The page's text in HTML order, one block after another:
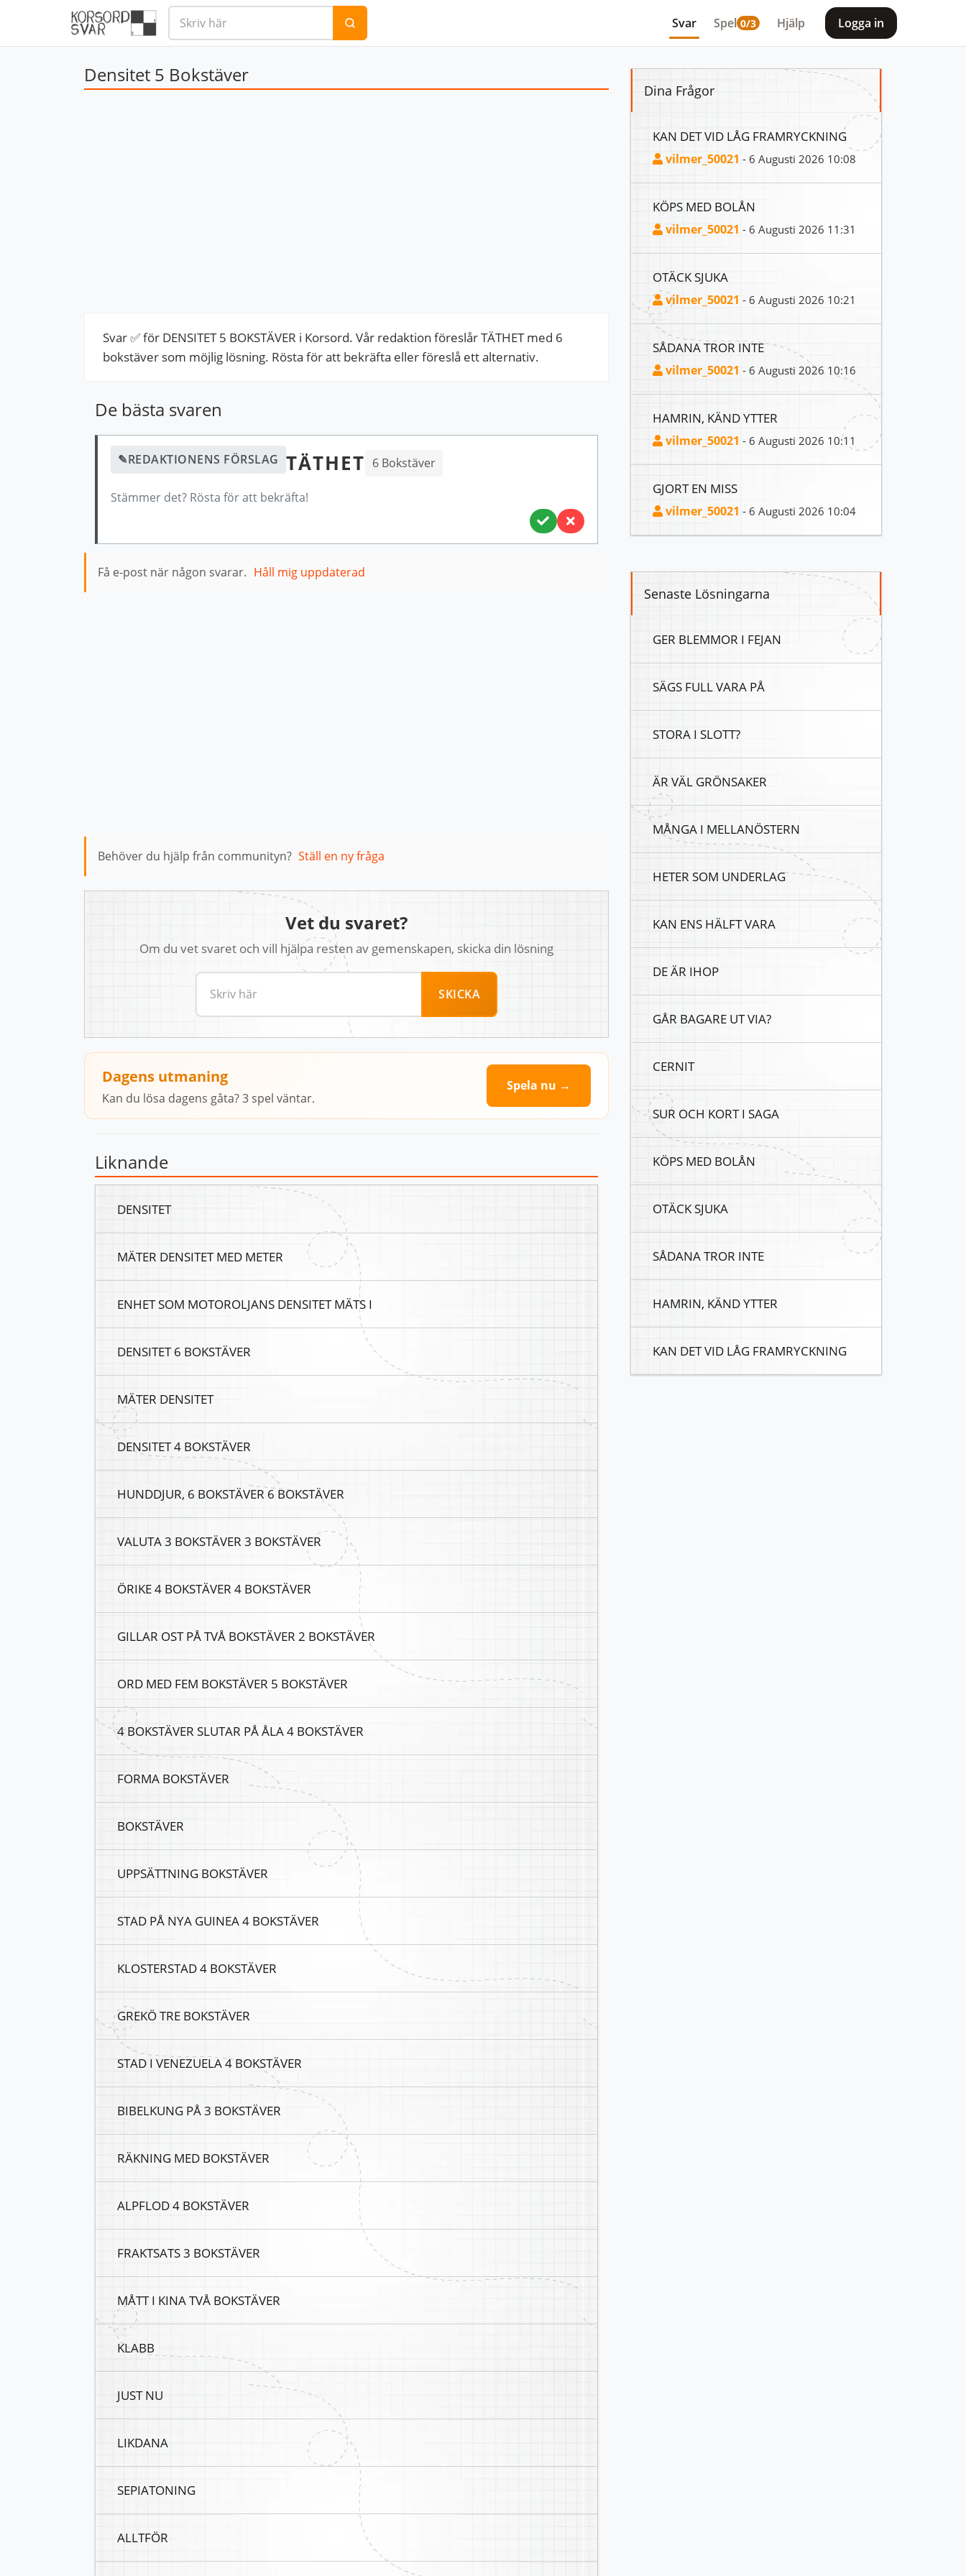
Svar Spel 0/3 Hjälp Logga in
Densitet 5 Bokstäver
Svar ✅ för DENSITET 5 BOKSTÄVER i Korsord. Vår redaktion föreslår TÄTHET med 6
bokstäver som möjlig lösning. Rösta för att bekräfta eller föreslå ett alternativ.
De bästa svaren
✎REDAKTIONENS FÖRSLAG TÄTHET 6 Bokstäver
Stämmer det? Rösta för att bekräfta!
Få e-post när någon svarar. Håll mig uppdaterad
Behöver du hjälp från communityn? Ställ en ny fråga
Vet du svaret?
Om du vet svaret och vill hjälpa resten av gemenskapen, skicka din lösning
SKICKA
Dagens utmaning
Kan du lösa dagens gåta? 3 spel väntar.
Spela nu →
Liknande
DENSITET
MÄTER DENSITET MED METER
ENHET SOM MOTOROLJANS DENSITET MÄTS I
DENSITET 6 BOKSTÄVER
MÄTER DENSITET
DENSITET 4 BOKSTÄVER
HUNDDJUR, 6 BOKSTÄVER 6 BOKSTÄVER
VALUTA 3 BOKSTÄVER 3 BOKSTÄVER
ÖRIKE 4 BOKSTÄVER 4 BOKSTÄVER
GILLAR OST PÅ TVÅ BOKSTÄVER 2 BOKSTÄVER
ORD MED FEM BOKSTÄVER 5 BOKSTÄVER
4 BOKSTÄVER SLUTAR PÅ ÅLA 4 BOKSTÄVER
FORMA BOKSTÄVER
BOKSTÄVER
UPPSÄTTNING BOKSTÄVER
STAD PÅ NYA GUINEA 4 BOKSTÄVER
KLOSTERSTAD 4 BOKSTÄVER
GREKÖ TRE BOKSTÄVER
STAD I VENEZUELA 4 BOKSTÄVER
BIBELKUNG PÅ 3 BOKSTÄVER
RÄKNING MED BOKSTÄVER
ALPFLOD 4 BOKSTÄVER
FRAKTSATS 3 BOKSTÄVER
MÅTT I KINA TVÅ BOKSTÄVER
KLABB
JUST NU
LIKDANA
SEPIATONING
ALLTFÖR
Dina Frågor
KAN DET VID LÅG FRAMRYCKNING
vilmer_50021 - 6 Augusti 2026 10:08
KÖPS MED BOLÅN
vilmer_50021 - 6 Augusti 2026 11:31
OTÄCK SJUKA
vilmer_50021 - 6 Augusti 2026 10:21
SÅDANA TROR INTE
vilmer_50021 - 6 Augusti 2026 10:16
HAMRIN, KÄND YTTER
vilmer_50021 - 6 Augusti 2026 10:11
GJORT EN MISS
vilmer_50021 - 6 Augusti 2026 10:04
Senaste Lösningarna
GER BLEMMOR I FEJAN
SÄGS FULL VARA PÅ
STORA I SLOTT?
ÄR VÄL GRÖNSAKER
MÅNGA I MELLANÖSTERN
HETER SOM UNDERLAG
KAN ENS HÄLFT VARA
DE ÄR IHOP
GÅR BAGARE UT VIA?
CERNIT
SUR OCH KORT I SAGA
KÖPS MED BOLÅN
OTÄCK SJUKA
SÅDANA TROR INTE
HAMRIN, KÄND YTTER
KAN DET VID LÅG FRAMRYCKNING